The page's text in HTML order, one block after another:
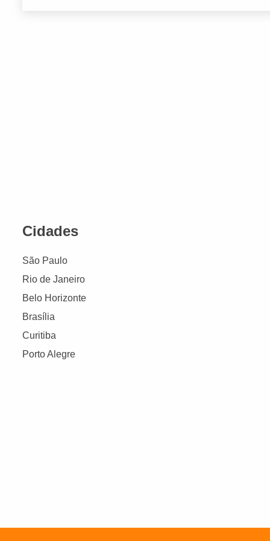
Cidades
São Paulo
Rio de Janeiro
Belo Horizonte
Brasília
Curitiba
Porto Alegre